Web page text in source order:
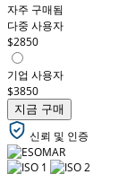
자주 구매됨
다중 사용자
$2850
기업 사용자
$3850
지금 구매
신뢰 및 인증